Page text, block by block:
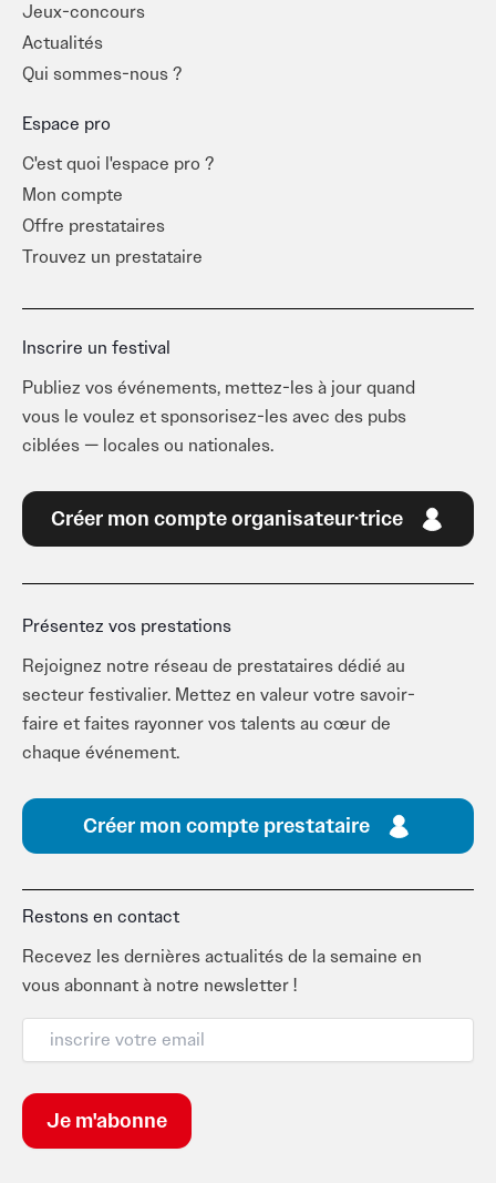
Jeux-concours
Actualités
Qui sommes-nous ?
Espace pro
C'est quoi l'espace pro ?
Mon compte
Offre prestataires
Trouvez un prestataire
Inscrire un festival
Publiez vos événements, mettez-les à jour quand
vous le voulez et sponsorisez-les avec des pubs
ciblées — locales ou nationales.
Créer mon compte organisateur·trice
Présentez vos prestations
Rejoignez notre réseau de prestataires dédié au
secteur festivalier. Mettez en valeur votre savoir-
faire et faites rayonner vos talents au cœur de
chaque événement.
Créer mon compte prestataire
Restons en contact
Recevez les dernières actualités de la semaine en
vous abonnant à notre newsletter !